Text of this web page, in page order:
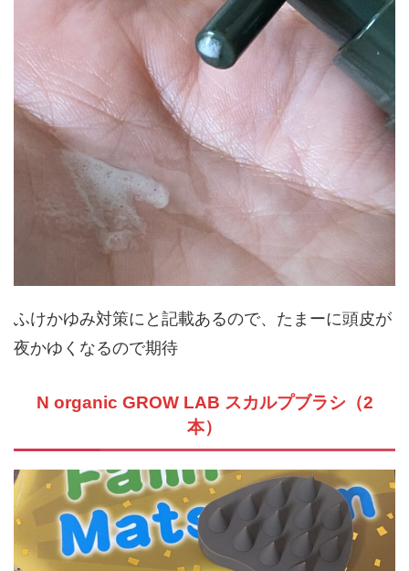
ですが、使った後は頭皮がすっきりした感覚に。
寝る前にスカルプブラシと組み合わせてマッサージ
するのが最高です。
ふけかゆみ対策にと記載あるので、たまーに頭皮が
N organic GROW LAB スカルプブラシ（2
本）